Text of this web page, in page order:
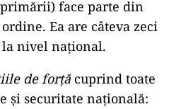
face parte din
Ea are câteva zeci
nivel naţional.
de forțăcuprind toate
și securitate națională: